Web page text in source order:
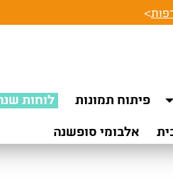
>
פיתוח תמונות לוחות
אלבומי סופשנה